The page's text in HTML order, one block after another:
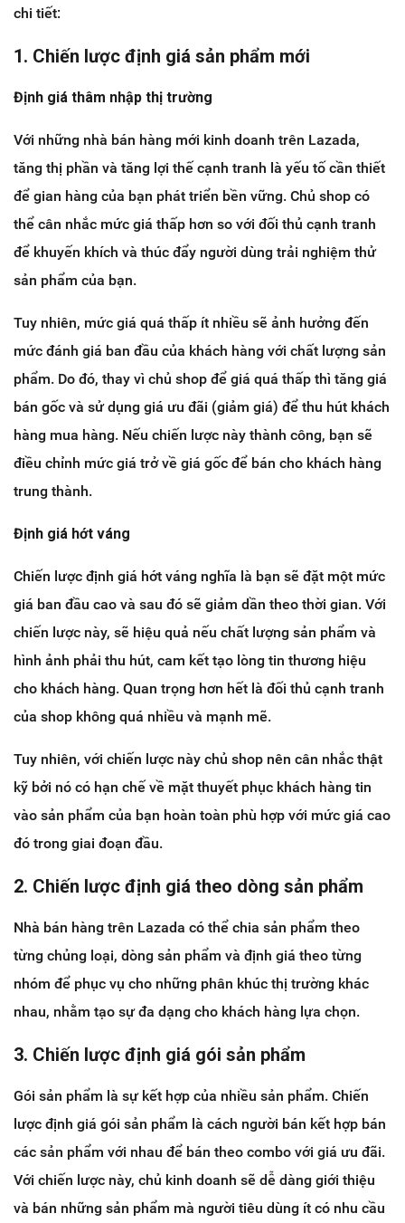
chi tiết:
1. Chiến lược định giá sản phẩm mới
Định giá thâm nhập thị trường
Với những nhà bán hàng mới kinh doanh trên Lazada,
tăng thị phần và tăng lợi thế cạnh tranh là yếu tố cần thiết
để gian hàng của bạn phát triển bền vững. Chủ shop có
thể cân nhắc mức giá thấp hơn so với đối thủ cạnh tranh
để khuyến khích và thúc đẩy người dùng trải nghiệm thử
sản phẩm của bạn.
Tuy nhiên, mức giá quá thấp ít nhiều sẽ ảnh hưởng đến
mức đánh giá ban đầu của khách hàng với chất lượng sản
phẩm. Do đó, thay vì chủ shop để giá quá thấp thì tăng giá
bán gốc và sử dụng giá ưu đãi (giảm giá) để thu hút khách
hàng mua hàng. Nếu chiến lược này thành công, bạn sẽ
điều chỉnh mức giá trở về giá gốc để bán cho khách hàng
trung thành.
Định giá hớt váng
Chiến lược định giá hớt váng nghĩa là bạn sẽ đặt một mức
giá ban đầu cao và sau đó sẽ giảm dần theo thời gian. Với
chiến lược này, sẽ hiệu quả nếu chất lượng sản phẩm và
hình ảnh phải thu hút, cam kết tạo lòng tin thương hiệu
cho khách hàng. Quan trọng hơn hết là đối thủ cạnh tranh
của shop không quá nhiều và mạnh mẽ.
Tuy nhiên, với chiến lược này chủ shop nên cân nhắc thật
kỹ bởi nó có hạn chế về mặt thuyết phục khách hàng tin
vào sản phẩm của bạn hoàn toàn phù hợp với mức giá cao
đó trong giai đoạn đầu.
2. Chiến lược định giá theo dòng sản phẩm
Nhà bán hàng trên Lazada có thể chia sản phẩm theo
từng chủng loại, dòng sản phẩm và định giá theo từng
nhóm để phục vụ cho những phân khúc thị trường khác
nhau, nhằm tạo sự đa dạng cho khách hàng lựa chọn.
3. Chiến lược định giá gói sản phẩm
Gói sản phẩm là sự kết hợp của nhiều sản phẩm. Chiến
lược định giá gói sản phẩm là cách người bán kết hợp bán
các sản phẩm với nhau để bán theo combo với giá ưu đãi.
Với chiến lược này, chủ kinh doanh sẽ dễ dàng giới thiệu
và bán những sản phẩm mà người tiêu dùng ít có nhu cầu